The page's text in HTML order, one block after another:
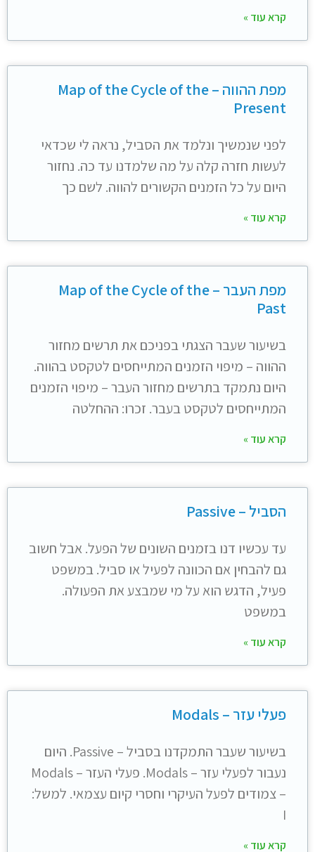
קרא עוד »
מפת ההווה – Map of the Cycle of the
Present
לפני שנמשיך ונלמד את הסביל, נראה לי שכדאי
לעשות חזרה קלה על מה שלמדנו עד כה. נחזור
היום על כל הזמנים הקשורים להווה. לשם כך
קרא עוד »
מפת העבר – Map of the Cycle of the
Past
בשיעור שעבר הצגתי בפניכם את תרשים מחזור
ההווה – מיפוי הזמנים המתייחסים לטקסט בהווה.
היום נתמקד בתרשים מחזור העבר – מיפוי הזמנים
המתייחסים לטקסט בעבר. זכרו: ההחלטה
קרא עוד »
הסביל – Passive
עד עכשיו דנו בזמנים השונים של הפעל. אבל חשוב
גם להבחין אם הכוונה לפעיל או סביל. במשפט
פעיל, הדגש הוא על מי שמבצע את הפעולה.
במשפט
קרא עוד »
פעלי עזר – Modals
בשיעור שעבר התמקדנו בסביל – Passive. היום
נעבור לפעלי עזר – Modals. פעלי העזר – Modals
– צמודים לפעל העיקרי וחסרי קיום עצמאי. למשל:
I
קרא עוד »